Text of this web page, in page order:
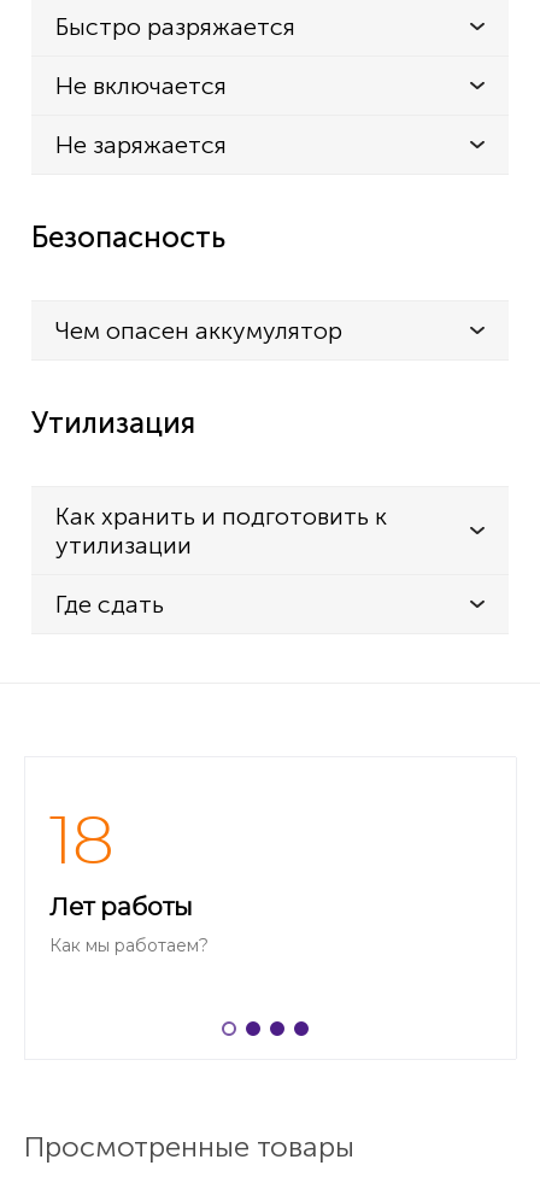
Jablotron
JA-101KR-LAN
JA-103K 7Ah
JA-106KR 3G
JA-107KY
JA-63K
JA-65K
Быстро разряжается
Не включается
Не заряжается
Безопасность
Чем опасен аккумулятор
Утилизация
Как хранить и подготовить к
утилизации
Где сдать
18
Лет работы
Как мы работаем?
Просмотренные товары